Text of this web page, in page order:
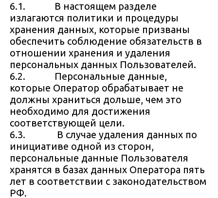
6.1. В настоящем разделе
излагаются политики и процедуры
хранения данных, которые призваны
обеспечить соблюдение обязательств в
отношении хранения и удаления
персональных данных Пользователей.
6.2. Персональные данные,
которые Оператор обрабатывает не
должны храниться дольше, чем это
необходимо для достижения
соответствующей цели.
6.3. В случае удаления данных по
инициативе одной из сторон,
персональные данные Пользователя
хранятся в базах данных Оператора пять
лет в соответствии с законодательством
РФ.